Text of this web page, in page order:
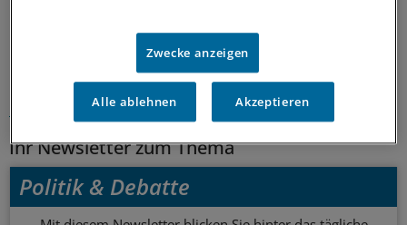
Schlagworte:
Berufspolitik
Ihr Newsletter zum Thema
Politik & Debatte
Zwecke anzeigen
Alle ablehnen Akzeptieren